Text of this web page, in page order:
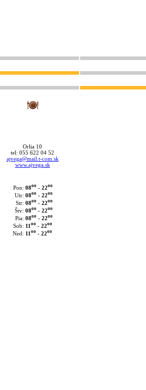
Orlia 10
tel: 055 622 04 52
ajvega@mail.t-com.sk
www.ajvega.sk
Pon: 08oo- 22oo
Utr: 08oo- 22oo
Str: 08oo- 22oo
Štv: 08oo- 22oo
Pia: 08oo- 22oo
Sob: 11 oo- 22oo
Ned: 11 oo- 22oo